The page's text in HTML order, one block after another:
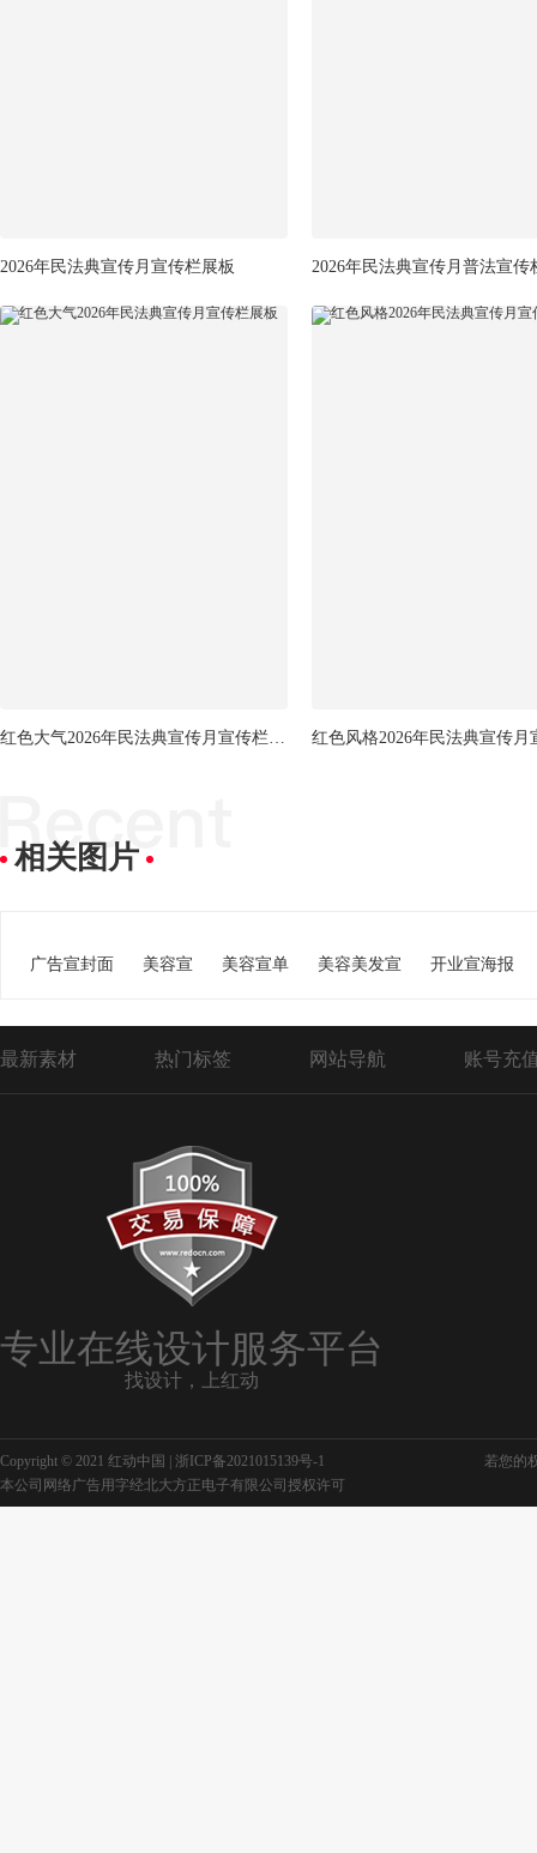
2026年民法典宣传月宣传栏展板
红色大气2026年民法典宣传月宣传栏展板
相关图片
广告宣封面 美容宣 美容宣单 美容美发宣 开业宣海报
最新素材 热门标签 网站导航 账号充
专业在线设计服务平台
找设计，上红动
Copyright © 2021 红动中国 | 浙ICP备2021015139号-1
若您的
本公司网络广告用字经北大方正电子有限公司授权许可